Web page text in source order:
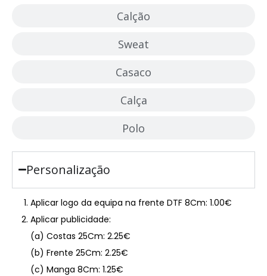
Calção
Sweat
Casaco
Calça
Polo
Personalização
Aplicar logo da equipa na frente DTF 8Cm: 1.00€
Aplicar publicidade:
(a) Costas 25Cm: 2.25€
(b) Frente 25Cm: 2.25€
(c) Manga 8Cm: 1.25€